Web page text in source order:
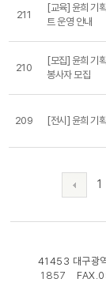
211
[교육] 윤희
트 운영 안내
210
[모집] 윤희
봉사자 모집
209 [전시] 윤희
1
41453 대구
1857